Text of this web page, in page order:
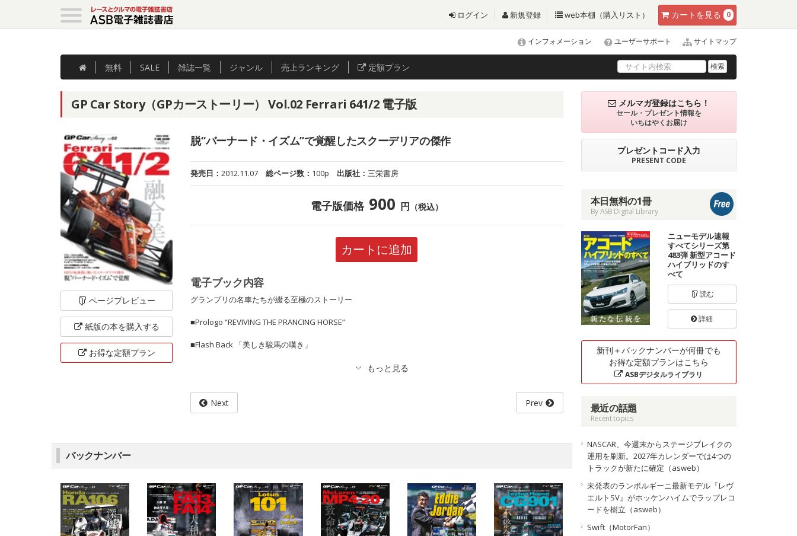
カート を見る 0
ログイン 新規登録 web本棚（購入リスト）
インフォメーション ユーザーサポート サイトマップ
無料 SALE 雑誌一覧 ジャンル 売上ランキング 定額プラン 検索
GP Car Story（GPカーストーリー） Vol.02 Ferrari 641/2 電子版
ページプレビュー
紙版の本を購入する
お得な定額プラン
脱“バーナード・イズム”で覚醒したスクーデリアの傑作
発売日：2012.11.07 総ページ数： 100p 出版社：三栄書房
電子版価格 900 円 （税込）
カートに追加
電子ブック内容
グランプリの名車たちが綴る至極のストーリー
■Prologo “REVIVING THE PRANCING HORSE”
■Flash Back 「美しき駿馬の嘆き」
Next Prev
バックナンバー
メルマガ登録はこちら！
セール・プレゼント情報を
いちはやくお届け
プレゼントコード入力
PRESENT CODE
本日無料の1冊
By ASB Digital Library
ニューモデル速報
すべてシリーズ第
483弾 新型アコード
ハイブリッドのす
べて
読む
詳細
新刊＋バックナンバーが何冊でも
お得な定額プランはこちら
ASBデジタルライブラリ
最近の話題
Recent topics
NASCAR、今週末からステージブレイクの
運用を刷新。2027年カレンダーでは4つの
トラックが新たに確定（asweb）
未発表のランボルギーニ最新モデル『レヴ
エルトSV』がホッケンハイムでラップレコ
ードを樹立（asweb）
Swift（MotorFan）